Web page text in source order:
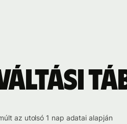
az utolsó 1 nap adatai alapján